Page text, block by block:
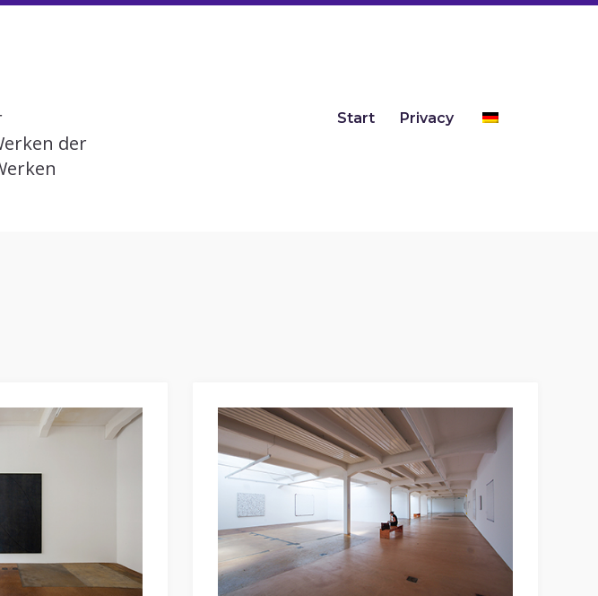
der
Start Privacy